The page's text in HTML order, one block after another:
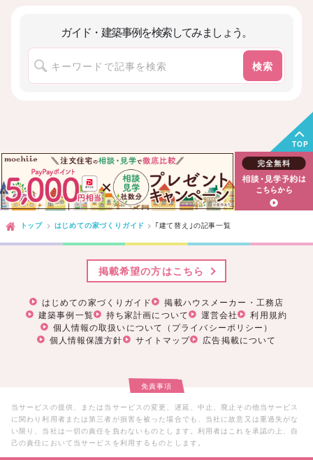
ガイド・建築事例を検索してみましょう。
検索
TOP
トップ はじめての家づくりガイド ｢建て替え｣の記事一覧
はじめての家づくりガイド
掲載ハウスメーカー・工務店
建築事例一覧
持ち家計画について 運営会社
利用規約
個人情報の取扱いについて（プライバシーポリシー）
個人情報保護方針
サイトマップ 広告掲載について
掲載希望の方はこちら
免責事項
当サービスの提供、または当サービスの変更、遅延、中止、廃止その他当サービス
に関わり利用者または第三者が損害を被った場合でも、当社に故意又は重過失がな
い限り、当社は一切の責任を負わないものとします。利用者はこれを承認の上、自
己の責任において当サービスを利用するものとします。